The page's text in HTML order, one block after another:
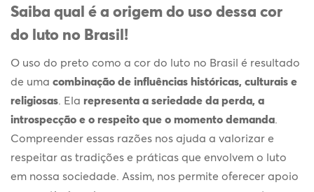
Saiba qual é a origem do uso dessa cor
do luto no Brasil!
O uso do preto como a cor do luto no Brasil é resultado
de uma combinação de influências históricas, culturais e
religiosas . Ela representa a seriedade da perda, a
introspecção e o respeito que o momento demanda
Compreender essas razões nos ajuda a valorizar e
respeitar as tradições e práticas que envolvem o luto
em nossa sociedade. Assim, nos permite oferecer apoio